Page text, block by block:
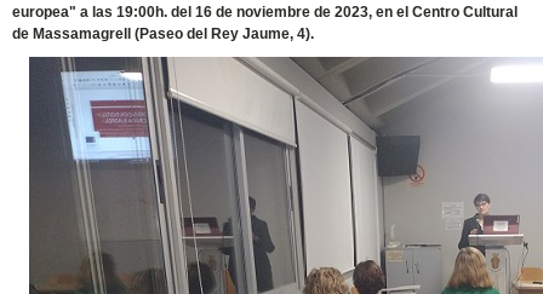
europea" a las 19:00h. del 16 de noviembre de 2023, en el Centro Cultural
de Massamagrell (Paseo del Rey Jaume, 4).